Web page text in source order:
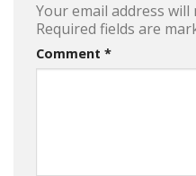
Your email address
Required fields are
Comment *